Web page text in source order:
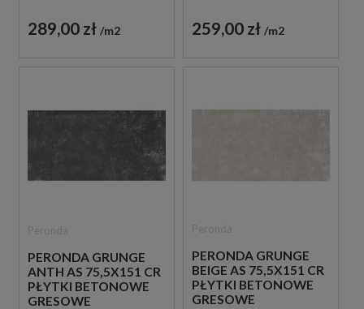
289,00 zł m2 259,00 zł m2
PERONDA GRUNGE
ANTH AS 75,5X151 CR
PŁYTKI BETONOWE
GRESOWE
PERONDA GRUNGE
BEIGE AS 75,5X151 CR
PŁYTKI BETONOWE
GRESOWE